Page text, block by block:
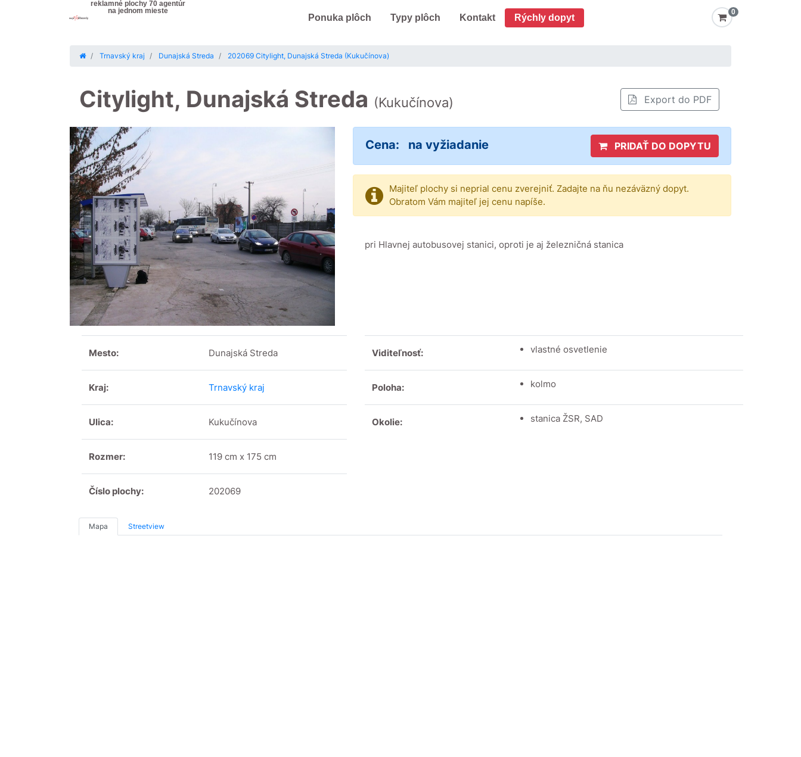
reklamné plochy 70 agentúr
na jednom mieste
Ponuka plôch Typy plôch Kontakt Rýchly dopyt
0
Trnavský kraj Dunajská Streda 202069 Citylight, Dunajská Streda (Kukučínova)
Citylight, Dunajská Streda (Kukučínova) Export do PDF
Cena: na vyžiadanie PRIDAŤ DO DOPYTU
Majiteľ plochy si neprial cenu zverejniť. Zadajte na ňu nezáväzný dopyt.
Obratom Vám majiteľ jej cenu napíše.
pri Hlavnej autobusovej stanici, oproti je aj železničná stanica
Mesto: Dunajská Streda
Kraj: Trnavský kraj
Ulica: Kukučínova
Rozmer: 119 cm x 175 cm
Číslo plochy: 202069
Viditeľnosť: vlastné osvetlenie
Poloha: kolmo
Okolie: stanica ŽSR, SAD
Mapa Streetview